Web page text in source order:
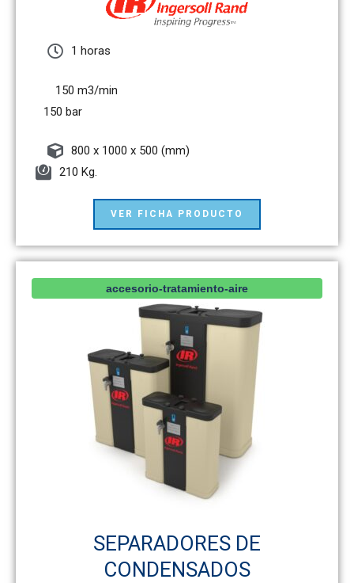
1 horas
150 m3/min
150 bar
800 x 1000 x 500 (mm)
210 Kg.
VER FICHA PRODUCTO
accesorio-tratamiento-aire
SEPARADORES DE
CONDENSADOS